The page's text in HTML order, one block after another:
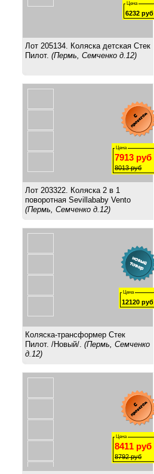
Цена
6232 руб
Лот 205134. Коляска детская Стек
Пилот. (Пермь, Семченко д.12)
Цена
7913 руб
8013руб
Лот 203322. Коляска 2 в 1
поворотная Sevillababy Vento
(Пермь, Семченко д.12)
Цена
12120 руб
Коляска-трансформер Стек
Пилот. /Новый/. (Пермь, Семченко
д.12)
Цена
8411 руб
8792руб